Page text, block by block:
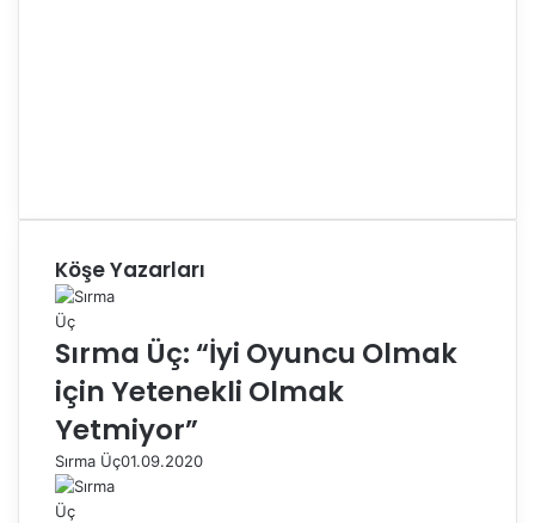
Köşe Yazarları
Sırma Üç: “İyi Oyuncu Olmak
için Yetenekli Olmak
Yetmiyor”
Sırma Üç01.09.2020